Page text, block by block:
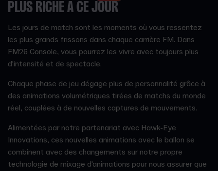
PLUS RICHE À CE JOUR
Les jours de match sont les moments où vous ressentez
les plus grands frissons dans chaque carrière FM. Dans
FM26 Console, vous pourrez les vivre avec toujours plus
d'intensité et de spectacle.
Chaque phase de jeu dégage plus de personnalité grâce à
des animations volumétriques tirées de matchs du monde
réel, couplées à de nouvelles captures de mouvements.
Alimentées par notre partenariat avec Hawk-Eye
Innovations, ces nouvelles animations avec le ballon se
combinent avec des changements sur notre propre
technologie de mixage d'animations pour nous assurer que